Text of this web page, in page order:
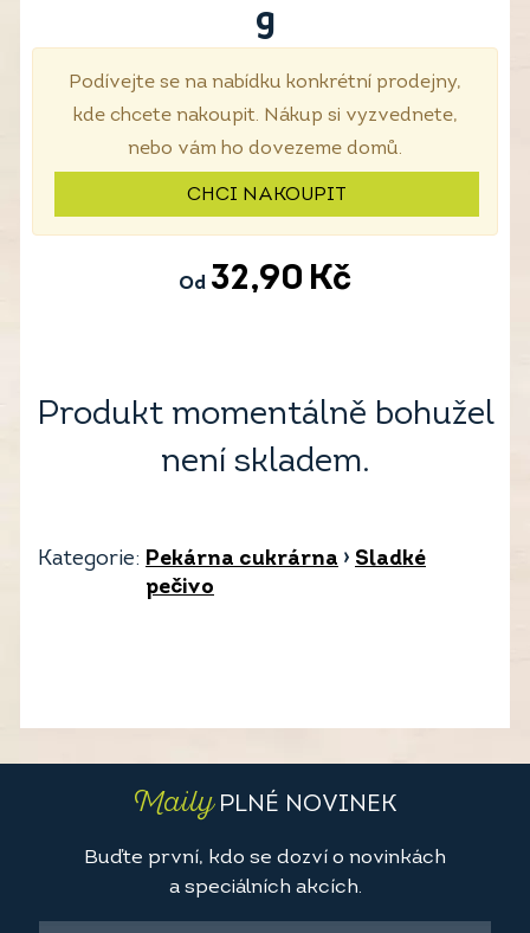
g
Podívejte se na nabídku konkrétní prodejny,
kde chcete nakoupit. Nákup si vyzvednete,
nebo vám ho dovezeme domů.
CHCI NAKOUPIT
Od 32,90 Kč
Produkt momentálně bohužel
není skladem.
Kategorie: Pekárna cukrárna › Sladké
pečivo
MailyPLNÉ NOVINEK
Buďte první, kdo se dozví o novinkách
a speciálních akcích.